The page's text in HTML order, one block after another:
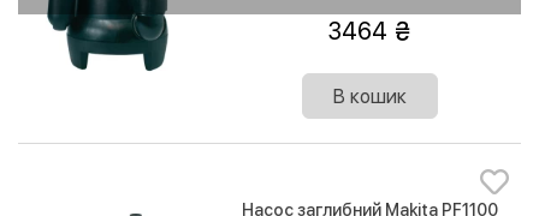
3464
В кошик
Насос заглибний Makita PF1100